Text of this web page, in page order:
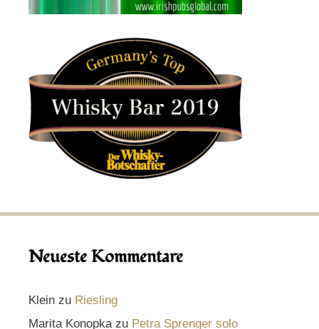
Neueste Kommentare
Klein zu Riesling
Marita Konopkazu Petra Sprenger solo